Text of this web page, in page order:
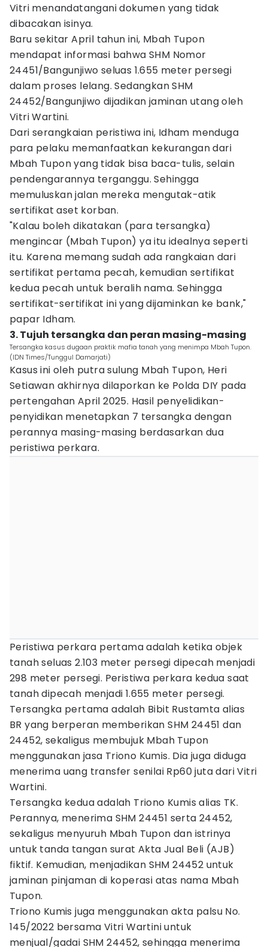
Vitri menandatangani dokumen yang tidak
dibacakan isinya.
Baru sekitar April tahun ini, Mbah Tupon
mendapat informasi bahwa SHM Nomor
24451/Bangunjiwo seluas 1.655 meter persegi
dalam proses lelang. Sedangkan SHM
24452/Bangunjiwo dijadikan jaminan utang oleh
Vitri Wartini.
Dari serangkaian peristiwa ini, Idham menduga
para pelaku memanfaatkan kekurangan dari
Mbah Tupon yang tidak bisa baca-tulis, selain
pendengarannya terganggu. Sehingga
memuluskan jalan mereka mengutak-atik
sertifikat aset korban.
"Kalau boleh dikatakan (para tersangka)
mengincar (Mbah Tupon) ya itu idealnya seperti
itu. Karena memang sudah ada rangkaian dari
sertifikat pertama pecah, kemudian sertifikat
kedua pecah untuk beralih nama. Sehingga
sertifikat-sertifikat ini yang dijaminkan ke bank,"
papar Idham.
3. Tujuh tersangka dan peran masing-masing
Tersangka kasus dugaan praktik mafia tanah yang menimpa Mbah Tupon.
(IDN Times/Tunggul Damarjati)
Kasus ini oleh putra sulung Mbah Tupon, Heri
Setiawan akhirnya dilaporkan ke Polda DIY pada
pertengahan April 2025. Hasil penyelidikan-
penyidikan menetapkan 7 tersangka dengan
perannya masing-masing berdasarkan dua
peristiwa perkara.
Peristiwa perkara pertama adalah ketika objek
tanah seluas 2.103 meter persegi dipecah menjadi
298 meter persegi. Peristiwa perkara kedua saat
tanah dipecah menjadi 1.655 meter persegi.
Tersangka pertama adalah Bibit Rustamta alias
BR yang berperan memberikan SHM 24451 dan
24452, sekaligus membujuk Mbah Tupon
menggunakan jasa Triono Kumis. Dia juga diduga
menerima uang transfer senilai Rp60 juta dari Vitri
Wartini.
Tersangka kedua adalah Triono Kumis alias TK.
Perannya, menerima SHM 24451 serta 24452,
sekaligus menyuruh Mbah Tupon dan istrinya
untuk tanda tangan surat Akta Jual Beli (AJB)
fiktif. Kemudian, menjadikan SHM 24452 untuk
jaminan pinjaman di koperasi atas nama Mbah
Tupon.
Triono Kumis juga menggunakan akta palsu No.
145/2022 bersama Vitri Wartini untuk
menjual/gadai SHM 24452, sehingga menerima